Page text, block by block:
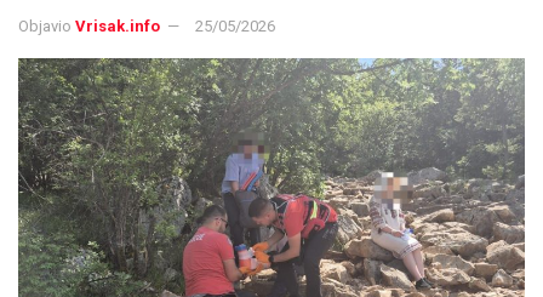
Objavio Vrisak.info 25/05/2026